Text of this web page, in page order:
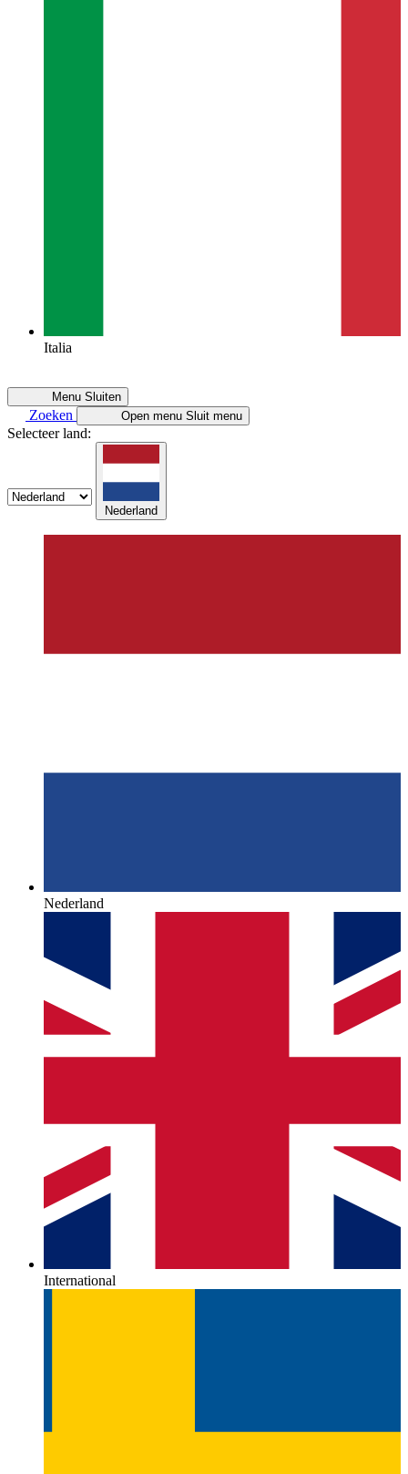
Italia
Menu Sluiten
Zoeken Open menu Sluit menu
Selecteer land:
Nederland
Nederland
International